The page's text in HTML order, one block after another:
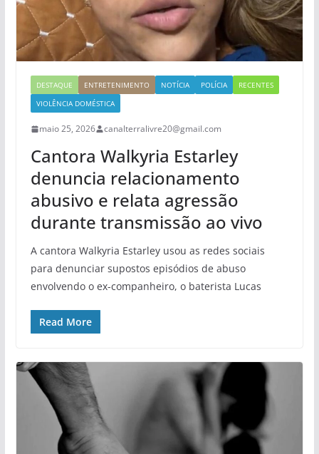
DESTAQUE ENTRETENIMENTO NOTÍCIA POLÍCIA
RECENTES
VIOLÊNCIA DOMÉSTICA
maio 25, 2026 canalterralivre20@gmail.com
Cantora Walkyria Estarley
denuncia relacionamento
abusivo e relata agressão
durante transmissão ao vivo
A cantora Walkyria Estarley usou as redes sociais
para denunciar supostos episódios de abuso
envolvendo o ex-companheiro, o baterista Lucas
Read More